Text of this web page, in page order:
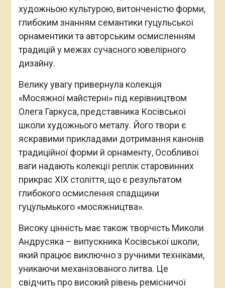
художньою культурою, витонченістю форми,
глибоким знанням семантики гуцульської
орнаментики та авторським осмисленням
традицій у межах сучасного ювелірного
дизайну.
Велику увагу привернула колекція
«Мосяжної майстерні» під керівництвом
Олега Гаркуса, представника Косівської
школи художнього металу. Його твори є
яскравими прикладами дотримання канонів
традиційної форми й орнаменту, Особливої
ваги надають колекції реплік старовинних
прикрас XIX століття, що є результатом
глибокого осмислення спадщини
гуцульмького «мосяжництва».
Високу цінність має також творчість Миколи
Андрусяка – випускника Косівської школи,
який працює виключно з ручними техніками,
уникаючи механізованого литва. Це
свідчить про високий рівень ремісничої